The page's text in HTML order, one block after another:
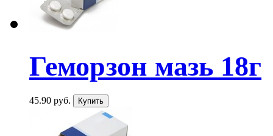
Геморзон мазь 18г
45.90 руб.